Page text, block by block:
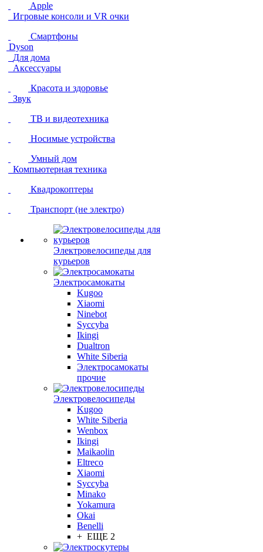
Apple
Игровые консоли и VR очки
Смартфоны
Dyson
Для дома
Аксессуары
Красота и здоровье
Звук
ТВ и видеотехника
Носимые устройства
Умный дом
Компьютерная техника
Квадрокоптеры
Транспорт (не электро)
Электровелосипеды для
курьеров
Электросамокаты
Kugoo
Xiaomi
Ninebot
Syccyba
Ikingi
Dualtron
White Siberia
Электросамокаты
прочие
Электровелосипеды
Kugoo
White Siberia
Wenbox
Ikingi
Maikaolin
Eltreco
Xiaomi
Syccyba
Minako
Yokamura
Okai
Benelli
+ ЕЩЕ 2